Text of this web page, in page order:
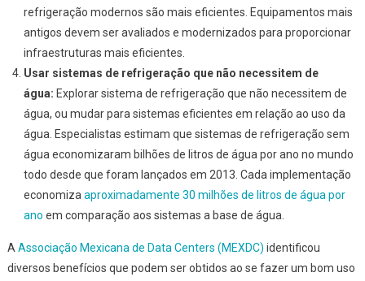
refrigeração modernos são mais eficientes. Equipamentos mais
antigos devem ser avaliados e modernizados para proporcionar
infraestruturas mais eficientes.
Usar sistemas de refrigeração que não necessitem de
água: Explorar sistema de refrigeração que não necessitem de
água, ou mudar para sistemas eficientes em relação ao uso da
água. Especialistas estimam que sistemas de refrigeração sem
água economizaram bilhões de litros de água por ano no mundo
todo desde que foram lançados em 2013. Cada implementação
economiza aproximadamente 30 milhões de litros de água por
ano em comparação aos sistemas a base de água.
A Associação Mexicana de Data Centers (MEXDC) identificou
diversos benefícios que podem ser obtidos ao se fazer um bom uso